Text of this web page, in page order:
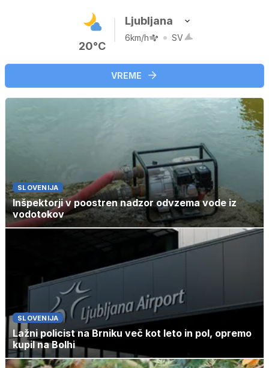
20°C
Ljubljana
6km/h SV
VREME
SLOVENIJA
Inšpektorji v poostren nadzor odvzema vode iz
vodotokov
SLOVENIJA
Lažni policist na Brniku več kot leto in pol, opremo
kupil na Bolhi